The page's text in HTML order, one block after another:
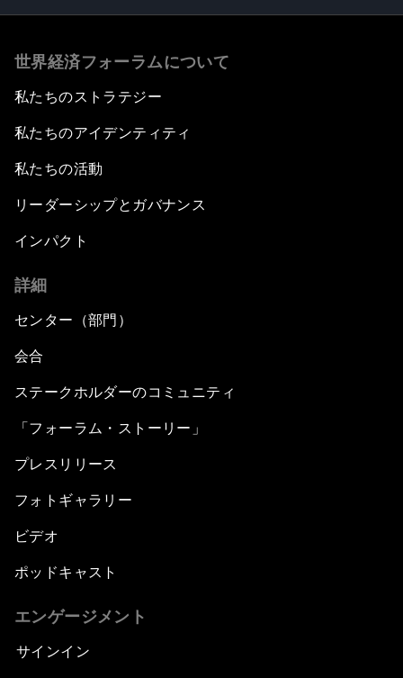
世界経済フォーラムについて
私たちのストラテジー
私たちのアイデンティティ
私たちの活動
リーダーシップとガバナンス
インパクト
詳細
センター（部門）
会合
ステークホルダーのコミュニティ
「フォーラム・ストーリー」
プレスリリース
フォトギャラリー
ビデオ
ポッドキャスト
エンゲージメント
サインイン